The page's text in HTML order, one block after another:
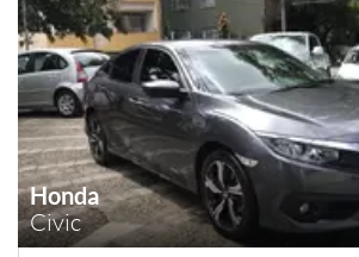
Honda
Civic